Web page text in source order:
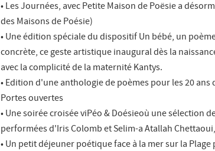
• Les Journées, avec Petite Maison de Poësie a
des Maisons de Poésie)
• Une édition spéciale du dispositif Un bébé, un
concrète, ce geste artistique inaugural dès la
avec la complicité de la maternité Kantys.
• Edition d'une anthologie de poèmes pour les 20
Portes ouvertes
• Une soirée croisée viPéo & Doésieoù une sélection
performées d'Iris Colomb et Selim-a Atallah
• Un petit déjeuner poétique face à la mer sur la